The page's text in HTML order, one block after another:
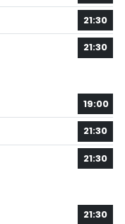
21:30
21:30
19:00
21:30
21:30
21:30